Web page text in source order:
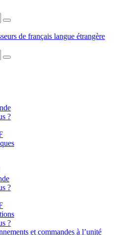
de français langue étrangère
?
?
?
et commandes à l’unité